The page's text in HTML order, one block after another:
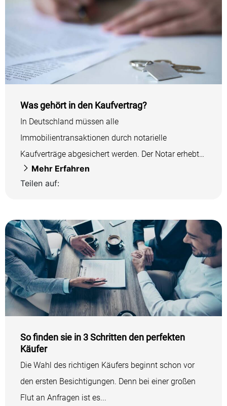
Was gehört in den Kaufvertrag?
In Deutschland müssen alle
Immobilientransaktionen durch notarielle
Kaufverträge abgesichert werden. Der Notar erhebt
hierfür eine Gebühr, die sich am Wert...
Mehr Erfahren
Teilen auf:
So finden sie in 3 Schritten den perfekten
Käufer
Die Wahl des richtigen Käufers beginnt schon vor
den ersten Besichtigungen. Denn bei einer großen
Flut an Anfragen ist es...